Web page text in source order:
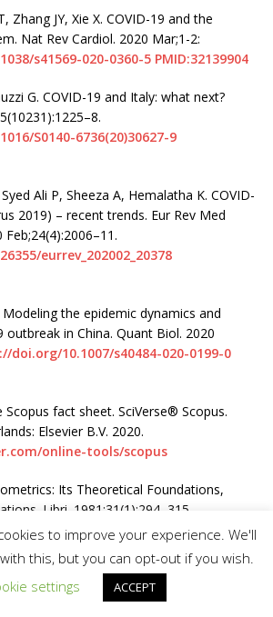
Zhang JY, Xie X. COVID-19 and the
Nat Rev Cardiol. 2020 Mar;1-2:
s41569-020-0360-5 PMID:32139904
G. COVID-19 and Italy: what next?
S0140-6736(20)30627-9
Ali P, Sheeza A, Hemalatha K. COVID-
2019) – recent trends. Eur Rev Med
eurrev_202002_20378
Modeling the epidemic dynamics and
in China. Quant Biol. 2020
doi.org/10.1007/s40484-020-0199-0
Scopus fact sheet. SciVerse® Scopus.
Elsevier B.V. 2020.
online-tools/scopus
Its Theoretical Foundations,
Libri. 1981;31(1):294–315.
libr.1981.31.1.294.
Bibliometric studies of research
J Inf Sci. 1983;6(1):33–8.
to improve your experience. We'll
this, but you can opt-out if you wish.
settings
ACCEPT